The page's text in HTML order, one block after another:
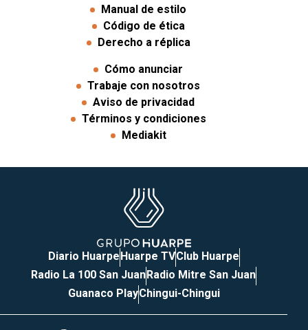
Manual de estilo
Código de ética
Derecho a réplica
Cómo anunciar
Trabaje con nosotros
Aviso de privacidad
Términos y condiciones
Mediakit
Diario HuarpeHuarpe TVClub Huarpe
Radio La 100 San JuanRadio Mitre San Juan
Guanaco PlayChingui-Chingui